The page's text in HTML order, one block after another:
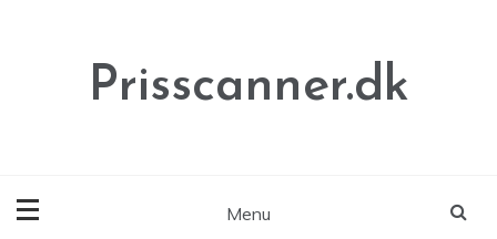
Prisscanner.dk
Menu